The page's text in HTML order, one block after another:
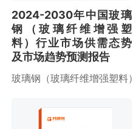
2024-2030年中国玻璃
钢（玻璃纤维增强塑
料）行业市场供需态势
及市场趋势预测报告
玻璃钢（玻璃纤维增强塑料）